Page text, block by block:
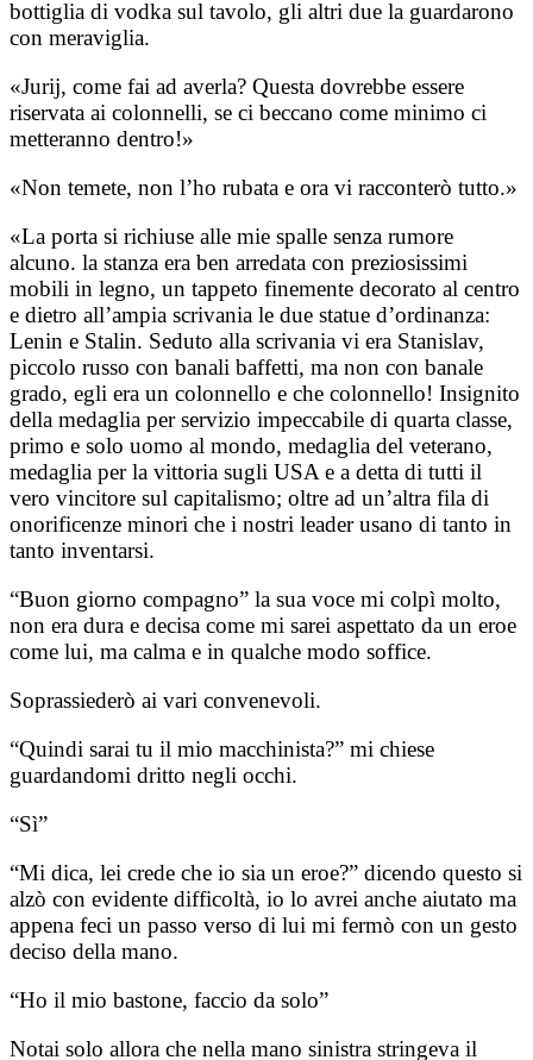
bottiglia di vodka sul tavolo, gli altri due la guardarono
con meraviglia.
«Jurij, come fai ad averla? Questa dovrebbe essere
riservata ai colonnelli, se ci beccano come minimo ci
metteranno dentro!»
«Non temete, non l’ho rubata e ora vi racconterò tutto.»
«La porta si richiuse alle mie spalle senza rumore
alcuno. la stanza era ben arredata con preziosissimi
mobili in legno, un tappeto finemente decorato al centro
e dietro all’ampia scrivania le due statue d’ordinanza:
Lenin e Stalin. Seduto alla scrivania vi era Stanislav,
piccolo russo con banali baffetti, ma non con banale
grado, egli era un colonnello e che colonnello! Insignito
della medaglia per servizio impeccabile di quarta classe,
primo e solo uomo al mondo, medaglia del veterano,
medaglia per la vittoria sugli USA e a detta di tutti il
vero vincitore sul capitalismo; oltre ad un’altra fila di
onorificenze minori che i nostri leader usano di tanto in
tanto inventarsi.
“Buon giorno compagno” la sua voce mi colpì molto,
non era dura e decisa come mi sarei aspettato da un eroe
come lui, ma calma e in qualche modo soffice.
Soprassiederò ai vari convenevoli.
“Quindi sarai tu il mio macchinista?” mi chiese
guardandomi dritto negli occhi.
“Sì”
“Mi dica, lei crede che io sia un eroe?” dicendo questo si
alzò con evidente difficoltà, io lo avrei anche aiutato ma
appena feci un passo verso di lui mi fermò con un gesto
deciso della mano.
“Ho il mio bastone, faccio da solo”
Notai solo allora che nella mano sinistra stringeva il